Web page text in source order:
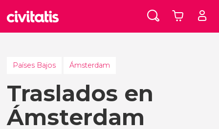
Países Bajos Ámsterdam
Traslados en
Ámsterdam